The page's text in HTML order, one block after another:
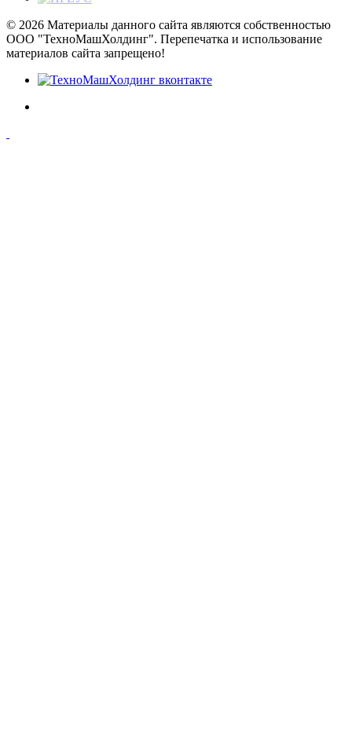
© 2026 Материалы данного сайта являются собственностью
ООО "ТехноМашХолдинг". Перепечатка и использование
материалов сайта запрещено!